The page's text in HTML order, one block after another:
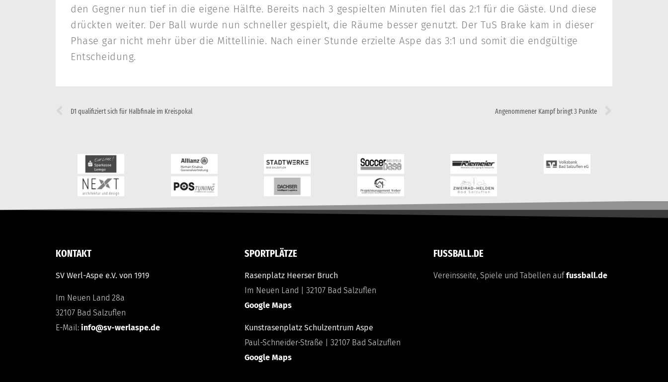
den Gegner nun tief in die eigene Hälfte. Bereits nach 3 gespielten Minuten fiel das 2:1 für die Gäste. Und diese
drückten weiter. Der Ball wurde nun schneller gespielt, die Räume besser genutzt. Der TuS Brake kam in dieser
Phase gar nicht mehr über die Mittellinie. Nach einer Stunde erzielte Aspe das 3:1 und somit die endgültige
Entscheidung.
D1 qualifiziert sich für Halbfinale im Kreispokal Angenommener Kampf bringt 3 Punkte
KONTAKT
SV Werl-Aspe e.V. von 1919
Im Neuen Land 28a
32107 Bad Salzuflen
E-Mail: info@sv-werlaspe.de
SPORTPLÄTZE
Rasenplatz Heerser Bruch
Im Neuen Land | 32107 Bad Salzuflen
Google Maps
Kunstrasenplatz Schulzentrum Aspe
Paul-Schneider-Straße | 32107 Bad Salzuflen
Google Maps
FUSSBALL.DE
Vereinsseite, Spiele und Tabellen auf fussball.de